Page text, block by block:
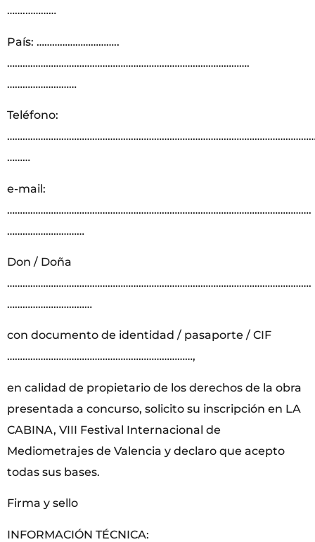
…….…………
País: …………………………..
………………………………………………………………………………….
………………………
Teléfono:
………
e-mail:
……………………………………………………………………………………………………….
…………………………
Don / Doña
……………………………………………………………………………………………………….
……………………………
con documento de identidad / pasaporte / CIF
………………………………………………………………,
en calidad de propietario de los derechos de la obra
presentada a concurso, solicito su inscripción en LA
CABINA, VIII Festival Internacional de
Mediometrajes de Valencia y declaro que acepto
todas sus bases.
Firma y sello
INFORMACIÓN TÉCNICA: